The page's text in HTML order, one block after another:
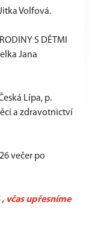
Volfová.
S DĚTMI
Jana
Lípa, p.
a zdravotnictví
večer po
včas upřesníme